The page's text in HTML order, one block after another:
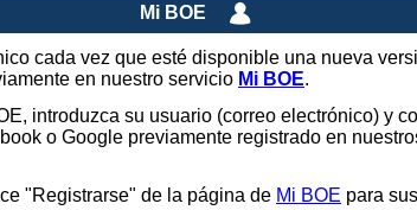
Mi BOE
cada vez que esté disponible una nueva
en nuestro servicio Mi BOE.
introduzca su usuario (correo electrónico) y
o Google previamente registrado en
"Registrarse" de la página de Mi BOE para